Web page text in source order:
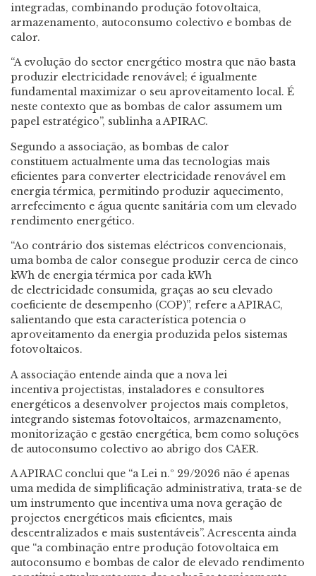
integradas, combinando produção fotovoltaica,
armazenamento, autoconsumo colectivo e bombas de
calor.
“A evolução do sector energético mostra que não basta
produzir electricidade renovável; é igualmente
fundamental maximizar o seu aproveitamento local. É
neste contexto que as bombas de calor assumem um
papel estratégico”, sublinha a APIRAC.
Segundo a associação, as bombas de calor
constituem actualmente uma das tecnologias mais
eficientes para converter electricidade renovável em
energia térmica, permitindo produzir aquecimento,
arrefecimento e água quente sanitária com um elevado
rendimento energético.
“Ao contrário dos sistemas eléctricos convencionais,
uma bomba de calor consegue produzir cerca de cinco
kWh de energia térmica por cada kWh
de electricidade consumida, graças ao seu elevado
coeficiente de desempenho (COP)”, refere a APIRAC,
salientando que esta característica potencia o
aproveitamento da energia produzida pelos sistemas
fotovoltaicos.
A associação entende ainda que a nova lei
incentiva projectistas, instaladores e consultores
energéticos a desenvolver projectos mais completos,
integrando sistemas fotovoltaicos, armazenamento,
monitorização e gestão energética, bem como soluções
de autoconsumo colectivo ao abrigo dos CAER.
A APIRAC conclui que “a Lei n.º 29/2026 não é apenas
uma medida de simplificação administrativa, trata-se de
um instrumento que incentiva uma nova geração de
projectos energéticos mais eficientes, mais
descentralizados e mais sustentáveis”. Acrescenta ainda
que “a combinação entre produção fotovoltaica em
autoconsumo e bombas de calor de elevado rendimento